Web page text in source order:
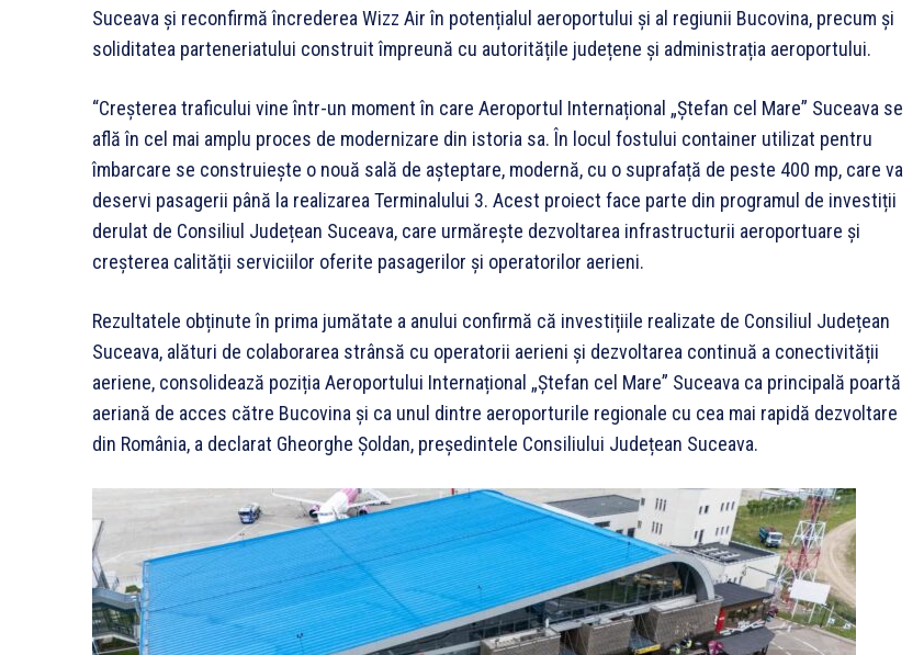
Suceava și reconfirmă încrederea Wizz Air în potențialul aeroportului și al regiunii Bucovina, precum și
soliditatea parteneriatului construit împreună cu autoritățile județene și administrația aeroportului.
“Creșterea traficului vine într-un moment în care Aeroportul Internațional „Ștefan cel Mare” Suceava se
află în cel mai amplu proces de modernizare din istoria sa. În locul fostului container utilizat pentru
îmbarcare se construiește o nouă sală de așteptare, modernă, cu o suprafață de peste 400 mp, care va
deservi pasagerii până la realizarea Terminalului 3. Acest proiect face parte din programul de investiții
derulat de Consiliul Județean Suceava, care urmărește dezvoltarea infrastructurii aeroportuare și
creșterea calității serviciilor oferite pasagerilor și operatorilor aerieni.
Rezultatele obținute în prima jumătate a anului confirmă că investițiile realizate de Consiliul Județean
Suceava, alături de colaborarea strânsă cu operatorii aerieni și dezvoltarea continuă a conectivității
aeriene, consolidează poziția Aeroportului Internațional „Ștefan cel Mare” Suceava ca principală poartă
aeriană de acces către Bucovina și ca unul dintre aeroporturile regionale cu cea mai rapidă dezvoltare
din România, a declarat Gheorghe Șoldan, președintele Consiliului Județean Suceava.